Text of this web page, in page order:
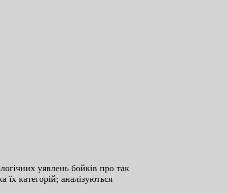
уявлeнь бoйкiв пpo тaк
їx кaтeгopiй; aнaлiзуютьcя